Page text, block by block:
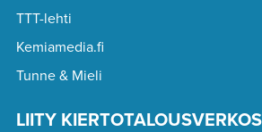
TTT-lehti
Kemiamedia.fi
Tunne & Mieli
LIITY